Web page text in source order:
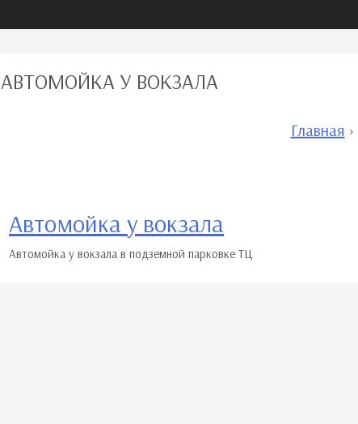
АВТОМОЙКА У ВОКЗАЛА
Главная ›
Автомойка у вокзала
Автомойка у вокзала в подземной парковке ТЦ